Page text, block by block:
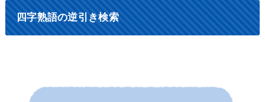
四字熟語の逆引き検索